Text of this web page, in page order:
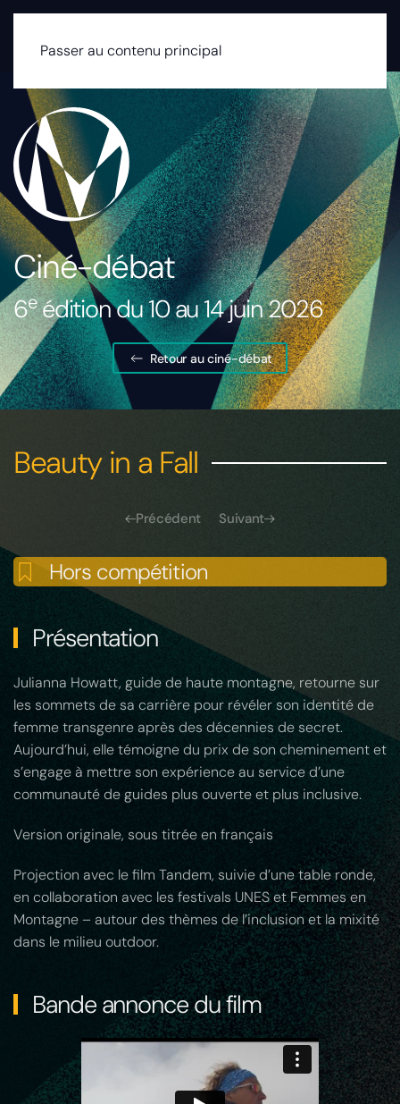
Passer au contenu principal
Ciné-débat
6eédition du 10 au 14 juin 2026
Retour au ciné-débat
Beauty in a Fall
Précédent Suivant
Hors compétition
Présentation
Julianna Howatt, guide de haute montagne, retourne sur
les sommets de sa carrière pour révéler son identité de
femme transgenre après des décennies de secret.
Aujourd’hui, elle témoigne du prix de son cheminement et
s’engage à mettre son expérience au service d’une
communauté de guides plus ouverte et plus inclusive.
Version originale, sous titrée en français
Projection avec le film Tandem, suivie d’une table ronde,
en collaboration avec les festivals UNES et Femmes en
Montagne – autour des thèmes de l’inclusion et la mixité
dans le milieu outdoor.
Bande annonce du film